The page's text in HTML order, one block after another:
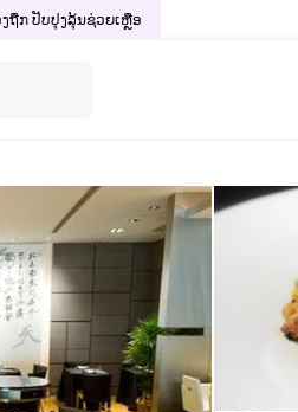
ຖືກ ປັບປຸງລຸ້ນຊ່ວຍເຫຼືອ